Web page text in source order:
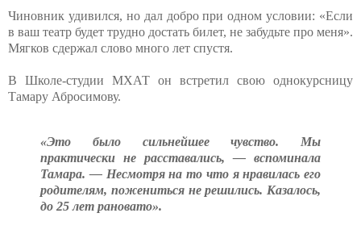
Чиновник удивился, но дал добро при одном условии: «Если
в ваш театр будет трудно достать билет, не забудьте про меня».
Мягков сдержал слово много лет спустя.
В Школе-студии МХАТ он встретил свою однокурсницу
Тамару Абросимову.
«Это было сильнейшее чувство. Мы
практически не расставались, — вспоминала
Тамара. — Несмотря на то что я нравилась его
родителям, пожениться не решились. Казалось,
до 25 лет рановато».